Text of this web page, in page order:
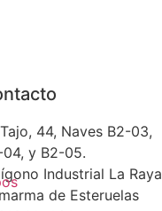
44, Naves B2-03,
04, y B2-05.
Industrial La Raya
de Esteruelas